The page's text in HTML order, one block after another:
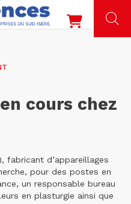
cours chez
fabricant d’appareillages
pour des postes en
un responsable bureau
en plasturgie ainsi que